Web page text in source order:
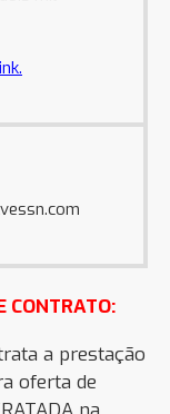
CONTRATO:
a prestação
oferta de